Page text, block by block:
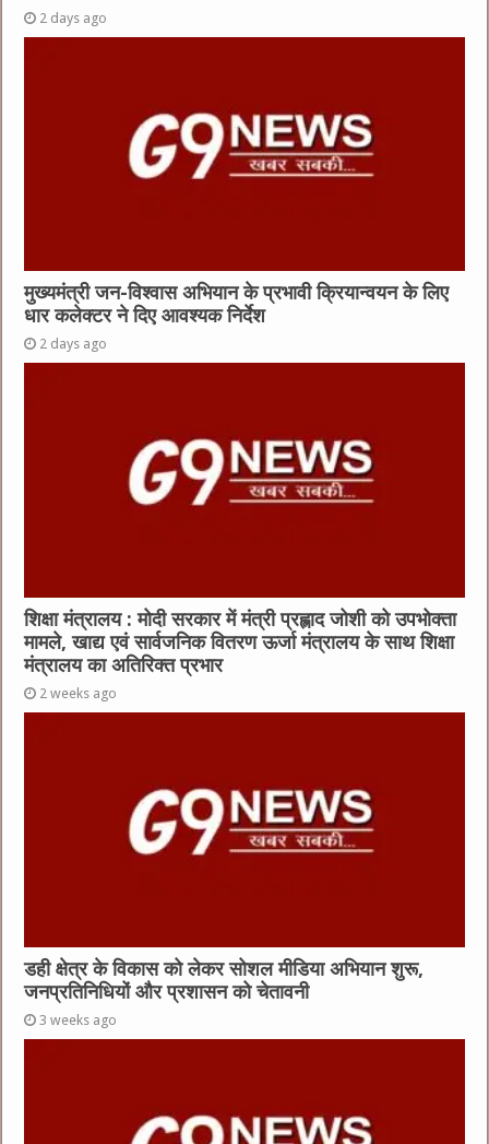
2 days ago
मुख्यमंत्री जन-विश्वास अभियान के प्रभावी क्रियान्वयन के लिए
धार कलेक्टर ने दिए आवश्यक निर्देश
2 days ago
शिक्षा मंत्रालय : मोदी सरकार में मंत्री प्रह्लाद जोशी को उपभोक्ता
मामले, खाद्य एवं सार्वजनिक वितरण ऊर्जा मंत्रालय के साथ शिक्षा
मंत्रालय का अतिरिक्त प्रभार
2 weeks ago
डही क्षेत्र के विकास को लेकर सोशल मीडिया अभियान शुरू,
जनप्रतिनिधियों और प्रशासन को चेतावनी
3 weeks ago